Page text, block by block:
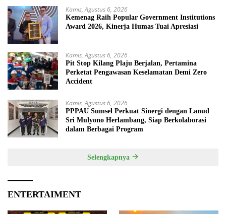
Kamis, Agustus 6, 2026
Kemenag Raih Popular Government Institutions
Award 2026, Kinerja Humas Tuai Apresiasi
Kamis, Agustus 6, 2026
Pit Stop Kilang Plaju Berjalan, Pertamina
Perketat Pengawasan Keselamatan Demi Zero
Accident
Kamis, Agustus 6, 2026
PPPAU Sumsel Perkuat Sinergi dengan Lanud
Sri Mulyono Herlambang, Siap Berkolaborasi
dalam Berbagai Program
Selengkapnya
ENTERTAIMENT